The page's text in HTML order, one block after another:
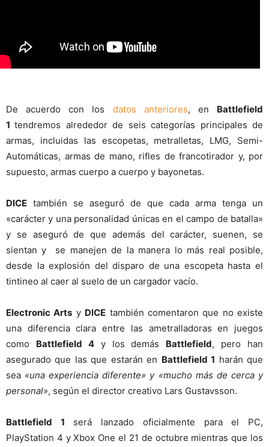
De acuerdo con los datos anteriores, en Battlefield
1tendremos alrededor de seis categorías principales de
armas, incluidas las escopetas, metralletas, LMG, Semi-
Automáticas, armas de mano, rifles de francotirador y, por
supuesto, armas cuerpo a cuerpo y bayonetas.
DICE también se aseguró de que cada arma tenga un
«carácter y una personalidad únicas en el campo de batalla»
y se aseguró de que además del carácter, suenen, se
sientan y se manejen de la manera lo más real posible,
desde la explosión del disparo de una escopeta hasta el
tintineo al caer al suelo de un cargador vacío.
Electronic Arts y DICE también comentaron que no existe
una diferencia clara entre las ametralladoras en juegos
como Battlefield 4y los demás Battlefield, pero han
asegurado que las que estarán en Battlefield 1 harán que
sea «una experiencia diferente» y «mucho más de cerca y
personal», según el director creativo Lars Gustavsson.
Battlefield 1 será lanzado oficialmente para el PC,
PlayStation 4 y Xbox One el 21 de octubre mientras que los